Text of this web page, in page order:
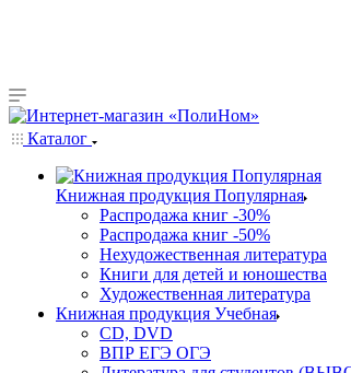
Каталог
Книжная продукция Популярная
Распродажа книг -30%
Распродажа книг -50%
Нехудожественная литература
Книги для детей и юношества
Художественная литература
Книжная продукция Учебная
CD, DVD
ВПР ЕГЭ ОГЭ